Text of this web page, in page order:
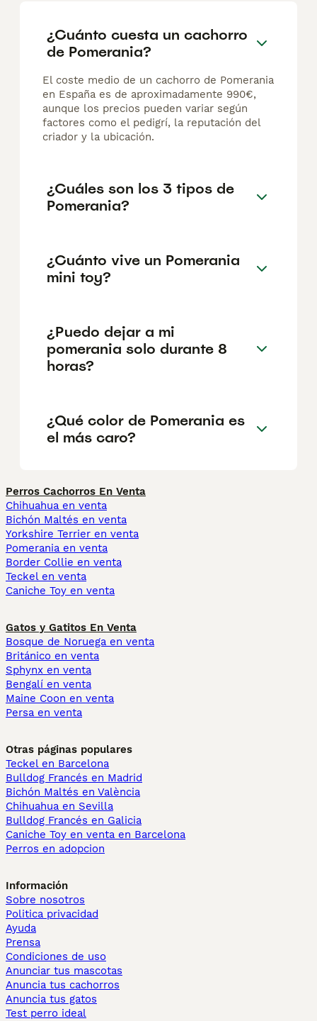
¿Cuánto cuesta un cachorro
de Pomerania?
El coste medio de un cachorro de Pomerania
en España es de aproximadamente 990€,
aunque los precios pueden variar según
factores como el pedigrí, la reputación del
criador y la ubicación.
¿Cuáles son los 3 tipos de
Pomerania?
¿Cuánto vive un Pomerania
mini toy?
¿Puedo dejar a mi
pomerania solo durante 8
horas?
¿Qué color de Pomerania es
el más caro?
Perros Cachorros En Venta
Chihuahua en venta
Bichón Maltés en venta
Yorkshire Terrier en venta
Pomerania en venta
Border Collie en venta
Teckel en venta
Caniche Toy en venta
Gatos y Gatitos En Venta
Bosque de Noruega en venta
Británico en venta
Sphynx en venta
Bengalí en venta
Maine Coon en venta
Persa en venta
Otras páginas populares
Teckel en Barcelona
Bulldog Francés en Madrid
Bichón Maltés en València
Chihuahua en Sevilla
Bulldog Francés en Galicia
Caniche Toy en venta en Barcelona
Perros en adopcion
Información
Sobre nosotros
Politica privacidad
Ayuda
Prensa
Condiciones de uso
Anunciar tus mascotas
Anuncia tus cachorros
Anuncia tus gatos
Test perro ideal